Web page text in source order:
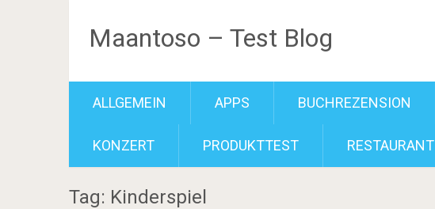
Maantoso – Test Blog
ALLGEMEIN APPS BUCHREZENSION
KONZERT PRODUKTTEST RESTAURANT
Tag: Kinderspiel